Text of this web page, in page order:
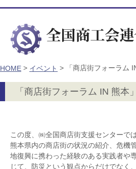
HOME > イベント > 「商店街フォーラ
「商店街フォーラム IN 熊
この度、㈱全国商店街支援センターで
熊本県内の商店街の状況の紹介、危機
地復興に携わった経験のある実践者や
じて、防災という観点からだけでなく